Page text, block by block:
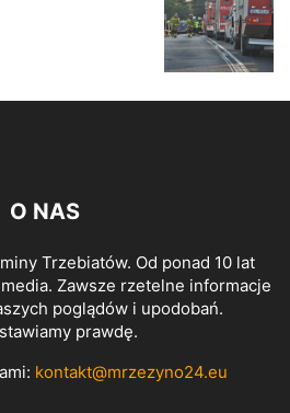
O NAS
Trzebiatów. Od ponad 10 lat
Zawsze rzetelne informacje
poglądów i upodobań.
prawdę.
kontakt@mrzezyno24.eu